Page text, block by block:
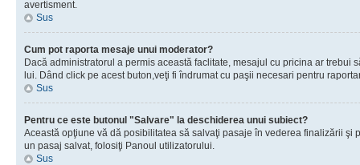
avertisment.
Sus
Cum pot raporta mesaje unui moderator?
Dacă administratorul a permis această faclitate, mesajul cu pricina ar trebui
lui. Dând click pe acest buton,veţi fi îndrumat cu paşii necesari pentru
Sus
Pentru ce este butonul "Salvare" la deschiderea unui subiect?
Această opţiune vă dă posibilitatea să salvaţi pasaje în vederea finalizării şi
un pasaj salvat, folosiţi Panoul utilizatorului.
Sus